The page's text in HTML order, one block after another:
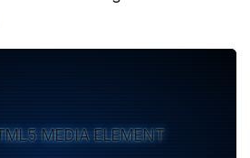
MEDIA ELEMENT